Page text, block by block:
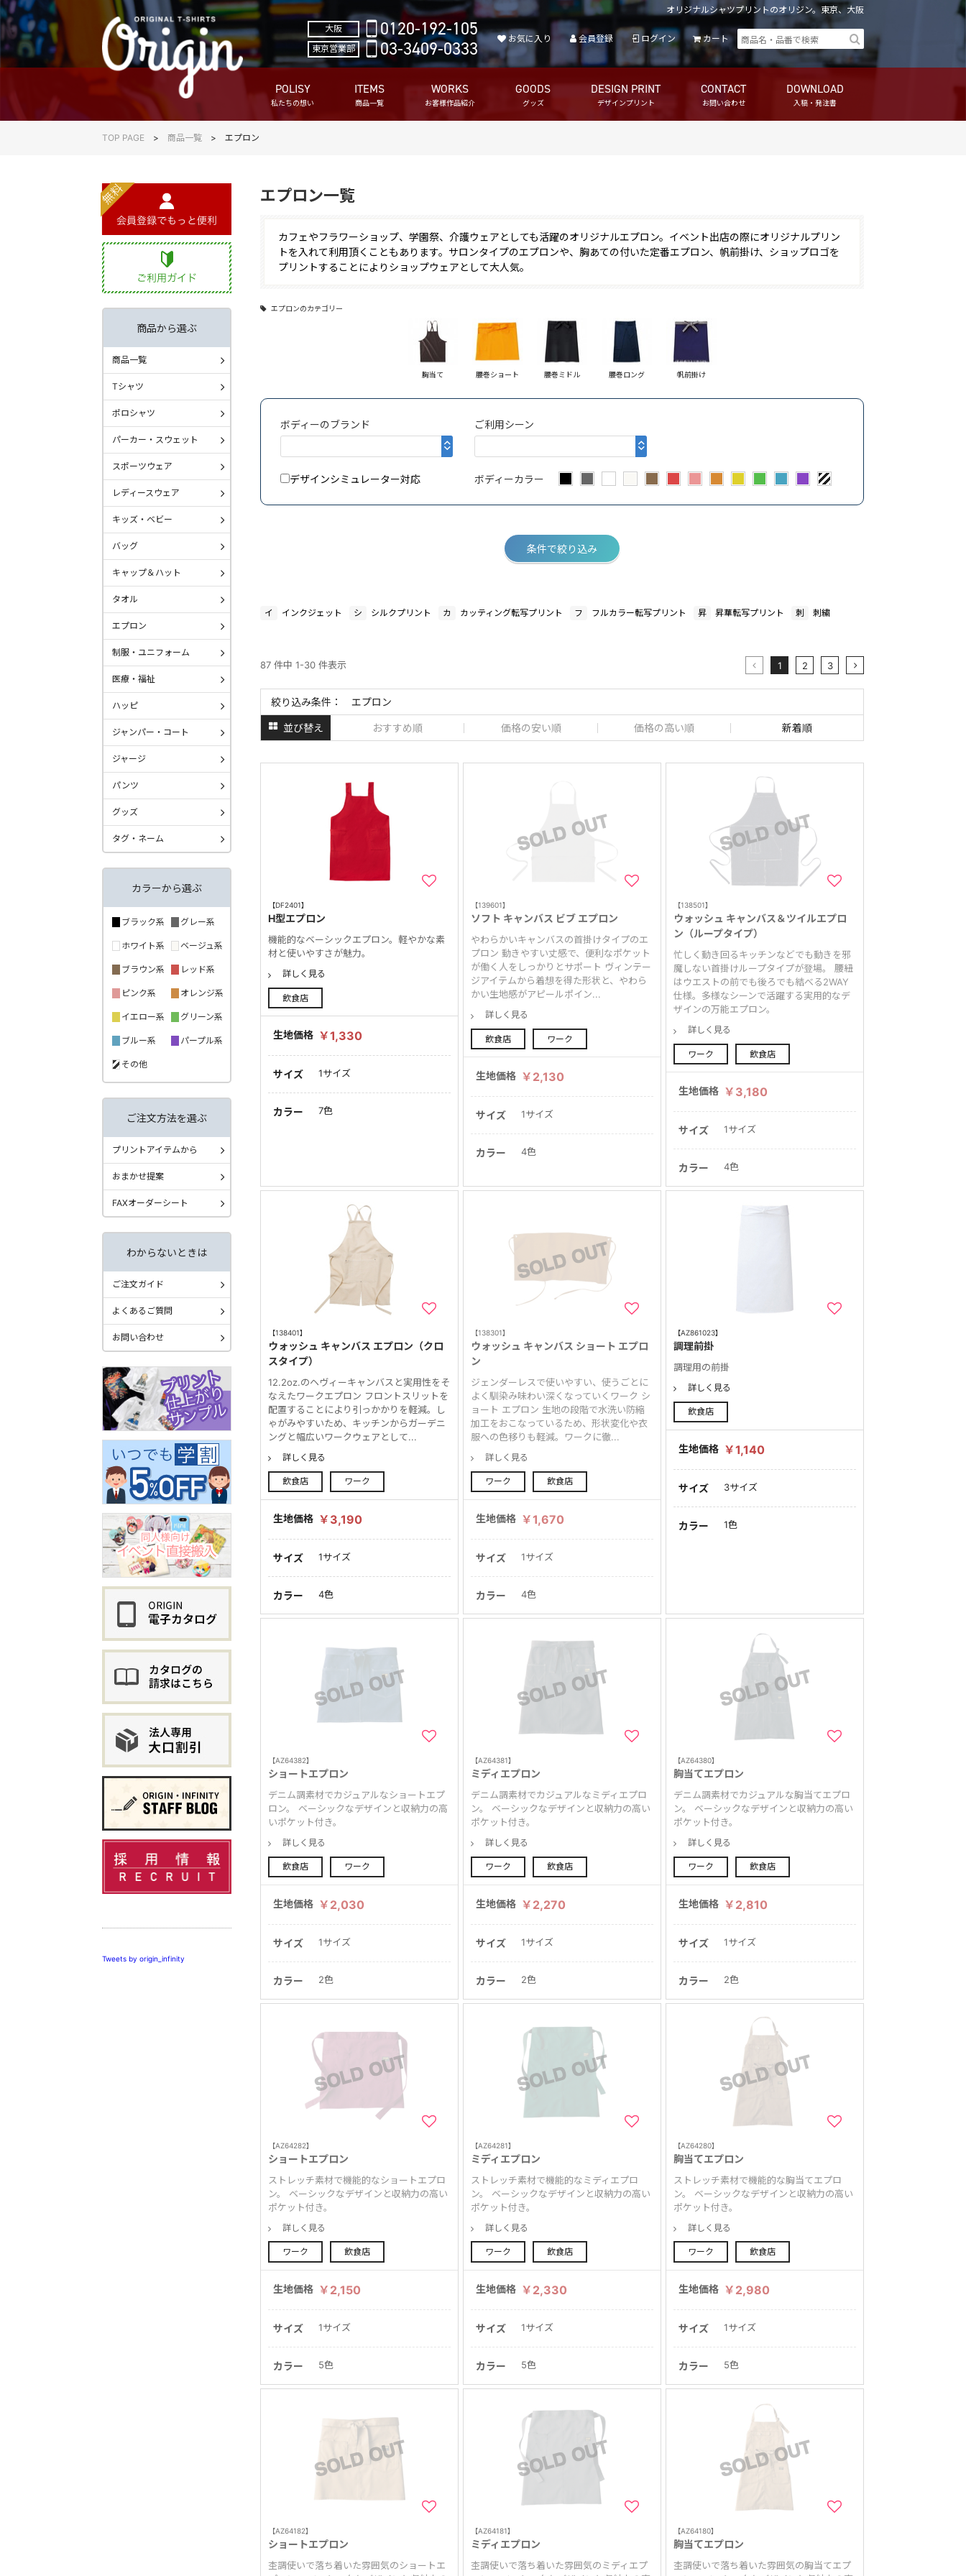
オリジナルシャツプリントのオリジン。東京、大阪
POLISY
私たちの想い
ITEMS
商品一覧
WORKS
お客様作品紹介
GOODS
グッズ
DESIGN PRINT
デザインプリント
CONTACT
お問い合わせ
DOWNLOAD
入稿・発注書
大阪 0120-192-105
東京営業部 03-3409-0333 お気に入り 会員登録 ログイン カート
TOP PAGE 商品一覧 エプロン
エプロン一覧
カフェやフラワーショップ、学園祭、介護ウェアとしても活躍のオリジナルエプロン。イベント出店の際にオリジナルプリン
トを入れて利用頂くこともあります。サロンタイプのエプロンや、胸あての付いた定番エプロン、帆前掛け、ショップロゴを
プリントすることによりショップウェアとして大人気。
エプロンのカテゴリー
胸当て 腰巻ショート 腰巻ミドル 腰巻ロング 帆前掛け
ボディーのブランド ご利用シーン
デザインシミュレーター対応 ボディーカラー
条件で絞り込み
イ インクジェット シ シルクプリント カ カッティング転写プリント フ フルカラー転写プリント 昇 昇華転写プリント 刺 刺繍
87 件中 1-30 件表示 1 2 3
絞り込み条件： エプロン
並び替え おすすめ順 価格の安い順 価格の高い順 新着順
【DF2401】
H型エプロン
機能的なベーシックエプロン。軽やかな素
材と使いやすさが魅力。
詳しく見る
飲食店
生地価格 ￥1,330
サイズ 1サイズ
カラー 7色
【139601】
ソフト キャンバス ビブ エプロン
やわらかいキャンバスの首掛けタイプのエ
プロン 動きやすい丈感で、便利なポケット
が働く人をしっかりとサポート ヴィンテー
ジアイテムから着想を得た形状と、やわら
かい生地感がアピールポイン...
詳しく見る
飲食店 ワーク
生地価格 ￥2,130
サイズ 1サイズ
カラー 4色
【138501】
ウォッシュ キャンバス＆ツイルエプロ
ン（ループタイプ）
忙しく動き回るキッチンなどでも動きを邪
魔しない首掛けループタイプが登場。 腰紐
はウエストの前でも後ろでも結べる2WAY
仕様。多様なシーンで活躍する実用的なデ
ザインの万能エプロン。
詳しく見る
ワーク 飲食店
生地価格 ￥3,180
サイズ 1サイズ
カラー 4色
【138401】
ウォッシュ キャンバス エプロン（クロ
スタイプ）
12.2oz.のヘヴィーキャンバスと実用性をそ
なえたワークエプロン フロントスリットを
配置することにより引っかかりを軽減。し
ゃがみやすいため、キッチンからガーデニ
ングと幅広いワークウェアとして...
詳しく見る
飲食店 ワーク
生地価格 ￥3,190
サイズ 1サイズ
カラー 4色
【138301】
ウォッシュ キャンバス ショート エプロ
ン
ジェンダーレスで使いやすい、使うごとに
よく馴染み味わい深くなっていくワーク シ
ョート エプロン 生地の段階で水洗い防縮
加工をおこなっているため、形状変化や衣
服への色移りも軽減。ワークに徹...
詳しく見る
ワーク 飲食店
生地価格 ￥1,670
サイズ 1サイズ
カラー 4色
【AZ861023】
調理前掛
調理用の前掛
詳しく見る
飲食店
生地価格 ￥1,140
サイズ 3サイズ
カラー 1色
【AZ64382】
ショートエプロン
デニム調素材でカジュアルなショートエプ
ロン。 ベーシックなデザインと収納力の高
いポケット付き。
詳しく見る
飲食店 ワーク
生地価格 ￥2,030
サイズ 1サイズ
カラー 2色
【AZ64381】
ミディエプロン
デニム調素材でカジュアルなミディエプロ
ン。 ベーシックなデザインと収納力の高い
ポケット付き。
詳しく見る
ワーク 飲食店
生地価格 ￥2,270
サイズ 1サイズ
カラー 2色
【AZ64380】
胸当てエプロン
デニム調素材でカジュアルな胸当てエプロ
ン。 ベーシックなデザインと収納力の高い
ポケット付き。
詳しく見る
ワーク 飲食店
生地価格 ￥2,810
サイズ 1サイズ
カラー 2色
【AZ64282】
ショートエプロン
ストレッチ素材で機能的なショートエプロ
ン。 ベーシックなデザインと収納力の高い
ポケット付き。
詳しく見る
ワーク 飲食店
生地価格 ￥2,150
サイズ 1サイズ
カラー 5色
【AZ64281】
ミディエプロン
ストレッチ素材で機能的なミディエプロ
ン。 ベーシックなデザインと収納力の高い
ポケット付き。
詳しく見る
ワーク 飲食店
生地価格 ￥2,330
サイズ 1サイズ
カラー 5色
【AZ64280】
胸当てエプロン
ストレッチ素材で機能的な胸当てエプロ
ン。 ベーシックなデザインと収納力の高い
ポケット付き。
詳しく見る
ワーク 飲食店
生地価格 ￥2,980
サイズ 1サイズ
カラー 5色
【AZ64182】
ショートエプロン
杢調使いで落ち着いた雰囲気のショートエ
【AZ64181】
ミディエプロン
杢調使いで落ち着いた雰囲気のミディエプ
【AZ64180】
胸当てエプロン
杢調使いで落ち着いた雰囲気の胸当てエプ
商品から選ぶ
商品一覧
Tシャツ
ポロシャツ
パーカー・スウェット
スポーツウェア
レディースウェア
キッズ・ベビー
バッグ
キャップ＆ハット
タオル
エプロン
制服・ユニフォーム
医療・福祉
ハッピ
ジャンパー・コート
ジャージ
パンツ
グッズ
タグ・ネーム
カラーから選ぶ
ブラック系 グレー系
ホワイト系 ベージュ系
ブラウン系 レッド系
ピンク系 オレンジ系
イエロー系 グリーン系
ブルー系 パープル系
その他
ご注文方法を選ぶ
プリントアイテムから
おまかせ提案
FAXオーダーシート
わからないときは
ご注文ガイド
よくあるご質問
お問い合わせ
Tweets by origin_infinity